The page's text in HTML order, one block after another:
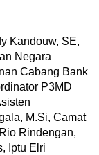
Kandouw, SE,
Negara
Cabang Bank
P3MD
M.Si, Camat
Rindengan,
Iptu Elri